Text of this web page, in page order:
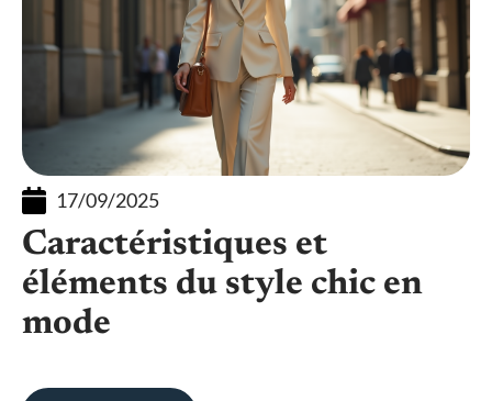
17/09/2025
Caractéristiques et
éléments du style chic en
mode